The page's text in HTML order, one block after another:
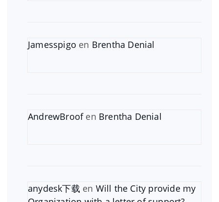
Jamesspigo en Brentha Denial
AndrewBroofen Brentha Denial
anydesk下载 en Will the City provide my